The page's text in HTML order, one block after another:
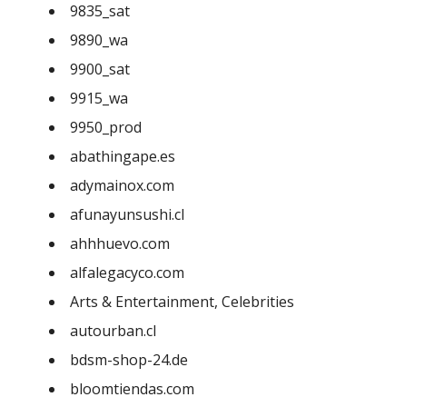
9835_sat
9890_wa
9900_sat
9915_wa
9950_prod
abathingape.es
adymainox.com
afunayunsushi.cl
ahhhuevo.com
alfalegacyco.com
Arts & Entertainment, Celebrities
autourban.cl
bdsm-shop-24.de
bloomtiendas.com